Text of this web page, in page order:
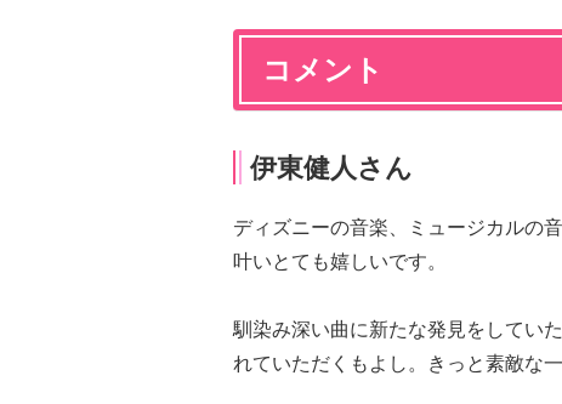
コメント
伊東健人さん
ディズニーの音楽、ミュージカルの
叶いとても嬉しいです。
馴染み深い曲に新たな発見をしてい
れていただくもよし。きっと素敵な